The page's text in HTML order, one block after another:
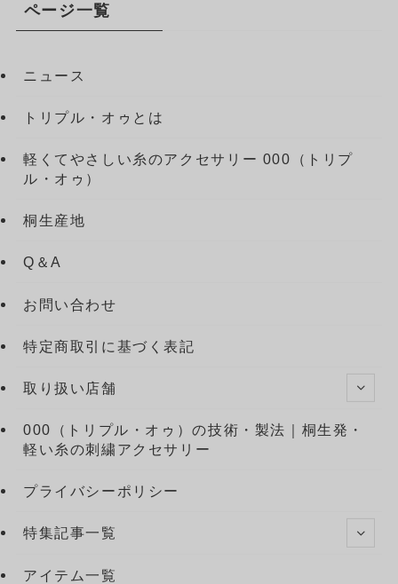
ページ一覧
ニュース
トリプル・オゥとは
軽くてやさしい糸のアクセサリー 000（トリプ
ル・オゥ）
桐生産地
Q＆A
お問い合わせ
特定商取引に基づく表記
取り扱い店舗
000（トリプル・オゥ）の技術・製法｜桐生発・
軽い糸の刺繍アクセサリー
プライバシーポリシー
特集記事一覧
アイテム一覧